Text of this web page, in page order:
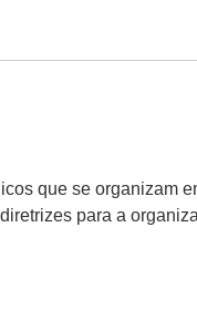
que se organizam
para a